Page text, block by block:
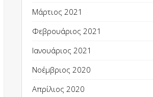
Μάρτιος 2021
Φεβρουάριος 2021
Ιανουάριος 2021
Νοέμβριος 2020
Απρίλιος 2020